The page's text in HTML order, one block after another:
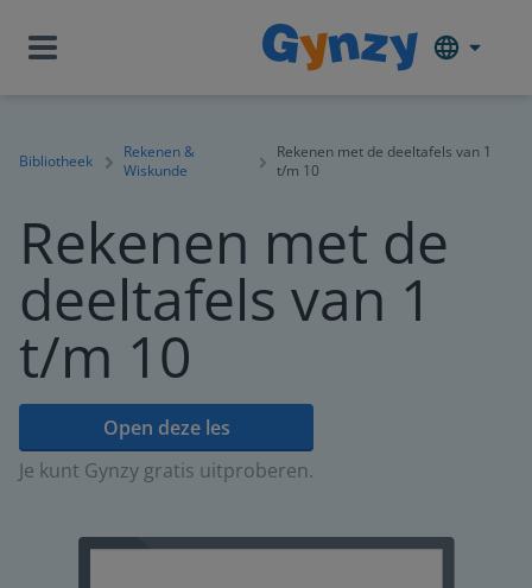
Bibliotheek
Rekenen &
Wiskunde
Rekenen met de deeltafels van 1
t/m 10
Rekenen met de
deeltafels van 1
t/m 10
Open deze les
Je kunt Gynzy gratis uitproberen.